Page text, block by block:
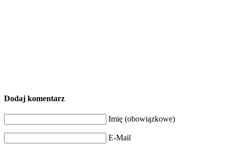
Dodaj komentarz
Imię (obowiązkowe)
E-Mail